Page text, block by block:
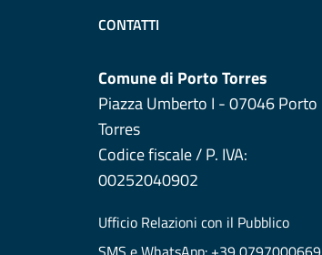
CONTATTI
Comune di Porto Torres
Piazza Umberto I - 07046 Porto
Torres
Codice fiscale / P. IVA:
00252040902
Ufficio Relazioni con il Pubblico